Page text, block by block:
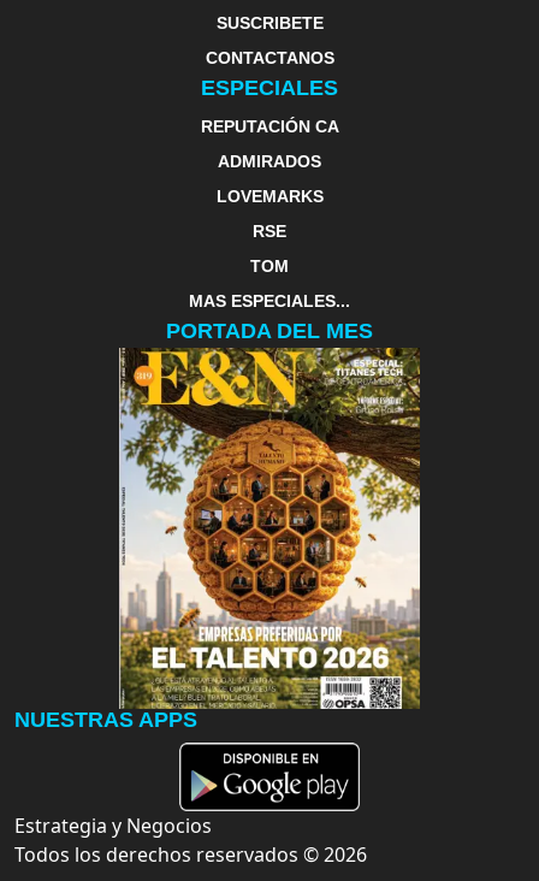
SUSCRIBETE
CONTACTANOS
ESPECIALES
REPUTACIÓN CA
ADMIRADOS
LOVEMARKS
RSE
TOM
MAS ESPECIALES...
PORTADA DEL MES
NUESTRAS APPS
Estrategia y Negocios
Todos los derechos reservados ©2026